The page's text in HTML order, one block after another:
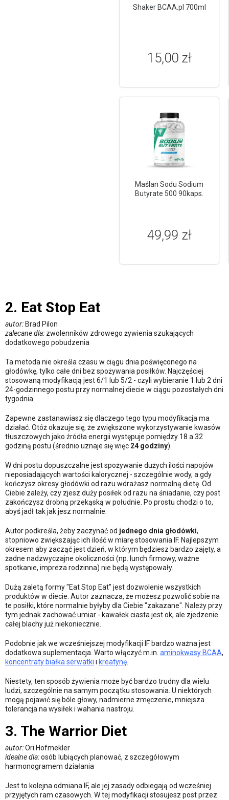
Shaker BCAA.pl 700ml
15,00 zł
Maślan Sodu Sodium
Butyrate 500 90kaps.
49,99 zł
2. Eat Stop Eat
autor: Brad Pilon
zalecane dla: zwolenników zdrowego żywienia szukających
dodatkowego pobudzenia
Ta metoda nie określa czasu w ciągu dnia poświęconego na
głodówkę, tylko całe dni bez spożywania posiłków. Najczęściej
stosowaną modyfikacją jest 6/1 lub 5/2 - czyli wybieranie 1 lub 2 dni
24-godzinnego postu przy normalnej diecie w ciągu pozostałych dni
tygodnia.
Zapewne zastanawiasz się dlaczego tego typu modyfikacja ma
działać. Otóż okazuje się, że zwiększone wykorzystywanie kwasów
tłuszczowych jako źródła energii występuje pomiędzy 18 a 32
godziną postu (średnio uznaje się więc 24 godziny).
W dni postu dopuszczalne jest spożywanie dużych ilości napojów
nieposiadających wartości kalorycznej - szczególnie wody, a gdy
kończysz okresy głodówki od razu wdrażasz normalną dietę. Od
Ciebie zależy, czy zjesz duży posiłek od razu na śniadanie, czy post
zakończysz drobną przekąską w południe. Po prostu chodzi o to,
abyś jadł tak jak jesz normalnie.
Autor podkreśla, żeby zaczynać od jednego dnia głodówki,
stopniowo zwiększając ich ilość w miarę stosowania IF. Najlepszym
okresem aby zacząć jest dzień, w którym będziesz bardzo zajęty, a
żadne nadzwyczajne okoliczności (np. lunch firmowy, ważne
spotkanie, impreza rodzinna) nie będą występowały.
Dużą zaletą formy "Eat Stop Eat" jest dozwolenie wszystkich
produktów w diecie. Autor zaznacza, że możesz pozwolić sobie na
te posiłki, które normalnie byłyby dla Ciebie "zakazane". Należy przy
tym jednak zachować umiar - kawałek ciasta jest ok, ale zjedzenie
całej blachy już niekoniecznie.
Podobnie jak we wcześniejszej modyfikacji IF bardzo ważna jest
dodatkowa suplementacja. Warto włączyć m.in. aminokwasy BCAA,
koncentraty białka serwatki i kreatynę
Niestety, ten sposób żywienia może być bardzo trudny dla wielu
ludzi, szczególnie na samym początku stosowania. U niektórych
mogą pojawić się bóle głowy, nadmierne zmęczenie, mniejsza
tolerancja na wysiłek i wahania nastroju.
3. The Warrior Diet
autor:Ori Hofmekler
idealne dla:osób lubiących planować, z szczegółowym
harmonogramem działania
Jest to kolejna odmiana IF, ale jej zasady odbiegają od wcześniej
przyjętych ram czasowych. W tej modyfikacji stosujesz post przez